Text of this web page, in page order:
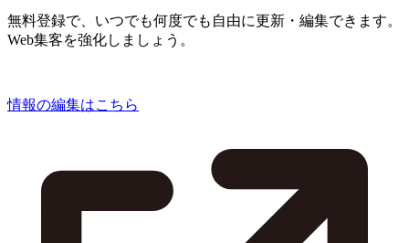
無料登録で、いつでも何度でも自由に更新・編集できます。
Web集客を強化しましょう。
情報の編集はこちら